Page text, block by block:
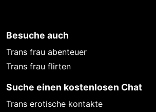
immer aufmerksam und
behält sich das Recht vor,
Nachrichten an Sie als Nutzer
Ihrer Nutzung dieser Website
Besuche auch
Trans frau abenteuer
Trans frau flirten
Suche einen kostenlosen Chat
Trans erotische kontakte